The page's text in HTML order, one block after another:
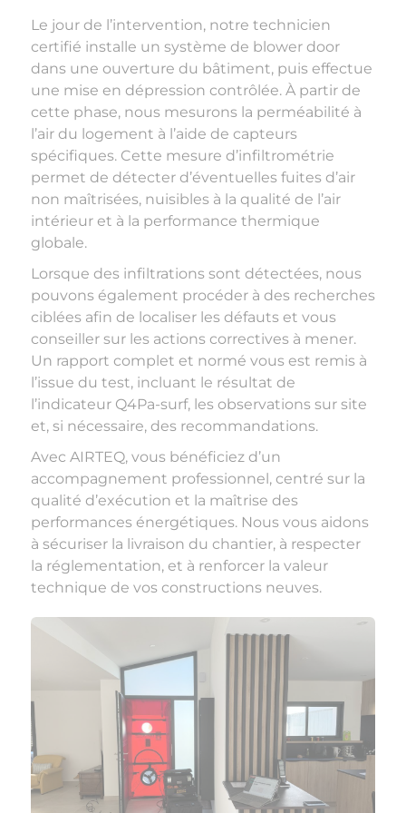
Le jour de l’intervention, notre technicien
certifié installe un système de blower door
dans une ouverture du bâtiment, puis effectue
une mise en dépression contrôlée. À partir de
cette phase, nous mesurons la perméabilité à
l’air du logement à l’aide de capteurs
spécifiques. Cette mesure d’infiltrométrie
permet de détecter d’éventuelles fuites d’air
non maîtrisées, nuisibles à la qualité de l’air
intérieur et à la performance thermique
globale.
Lorsque des infiltrations sont détectées, nous
pouvons également procéder à des recherches
ciblées afin de localiser les défauts et vous
conseiller sur les actions correctives à mener.
Un rapport complet et normé vous est remis à
l’issue du test, incluant le résultat de
l’indicateur Q4Pa-surf, les observations sur site
et, si nécessaire, des recommandations.
Avec AIRTEQ, vous bénéficiez d’un
accompagnement professionnel, centré sur la
qualité d’exécution et la maîtrise des
performances énergétiques. Nous vous aidons
à sécuriser la livraison du chantier, à respecter
la réglementation, et à renforcer la valeur
technique de vos constructions neuves.